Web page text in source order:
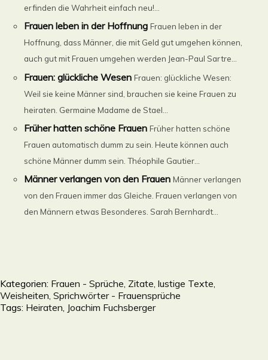
erfinden die Wahrheit einfach neu!...
Frauen leben in der Hoffnung Frauen leben in der
Hoffnung, dass Männer, die mit Geld gut umgehen können,
auch gut mit Frauen umgehen werden Jean-Paul Sartre...
Frauen: glückliche Wesen Frauen: glückliche Wesen:
Weil sie keine Männer sind, brauchen sie keine Frauen zu
heiraten. Germaine Madame de Stael...
Früher hatten schöne Frauen Früher hatten schöne
Frauen automatisch dumm zu sein. Heute können auch
schöne Männer dumm sein. Théophile Gautier...
Männer verlangen von den Frauen Männer verlangen
von den Frauen immer das Gleiche. Frauen verlangen von
den Männern etwas Besonderes. Sarah Bernhardt...
Kategorien: Frauen - Sprüche, Zitate, lustige Texte,
Weisheiten, Sprichwörter - Frauensprüche
Tags: Heiraten Joachim Fuchsberger